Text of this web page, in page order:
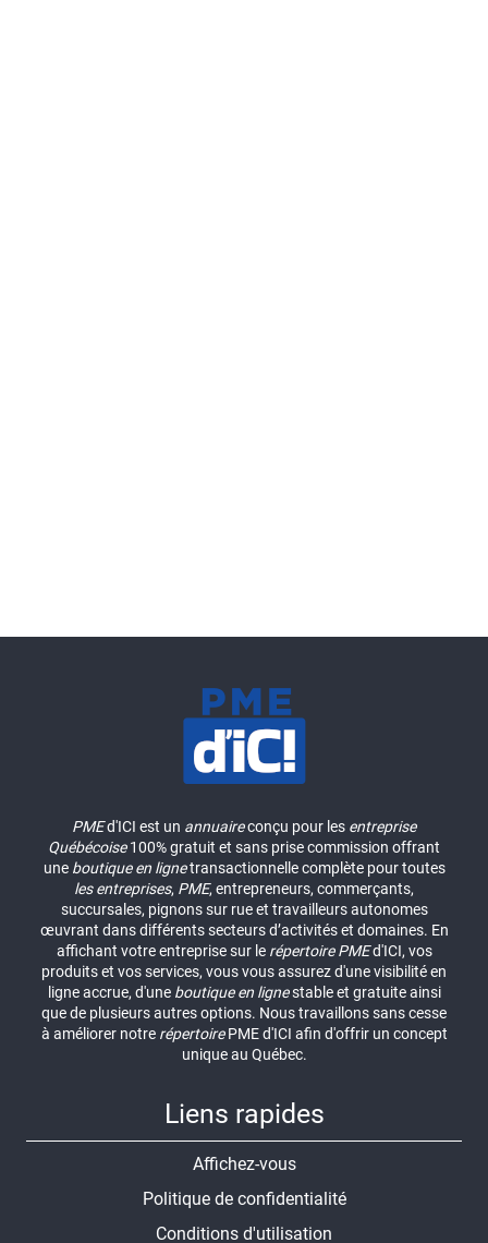
PMEd'ICI est un annuaireconçu pour les entreprise
Québécoise100% gratuit et sans prise commission offrant
une boutique en lignetransactionnelle complète pour toutes
les entreprises, PME, entrepreneurs, commerçants,
succursales, pignons sur rue et travailleurs autonomes
œuvrant dans différents secteurs d’activités et domaines. En
affichant votre entreprise sur le répertoire PMEd'ICI, vos
produits et vos services, vous vous assurez d'une visibilité en
ligne accrue, d'une boutique en lignestable et gratuite ainsi
que de plusieurs autres options. Nous travaillons sans cesse
à améliorer notre répertoirePME d'ICI afin d'offrir un concept
unique au Québec.
Liens rapides
Affichez-vous
Politique de confidentialité
Conditions d'utilisation